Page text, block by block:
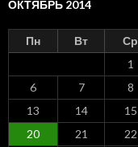
ОКТЯБРЬ 2014
Пн Вт Ср
1
6
7 8
13
14 15
20
21 22